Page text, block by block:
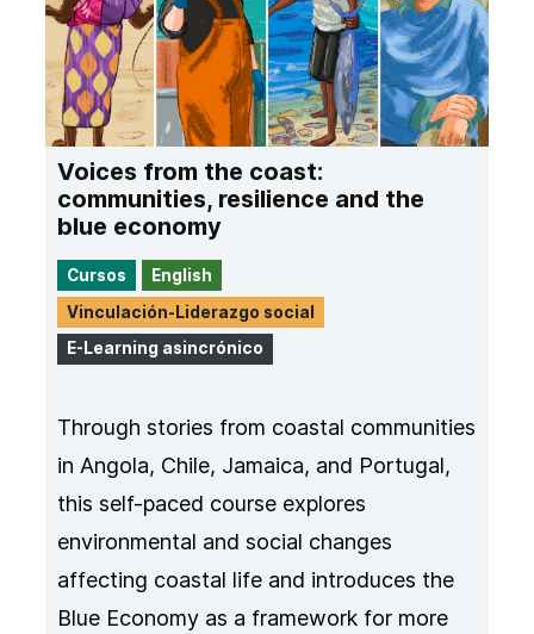
Voices from the coast:
communities, resilience and the
blue economy
Cursos
English
Vinculación-Liderazgo social
E-Learning asincrónico
Through stories from coastal communities
in Angola, Chile, Jamaica, and Portugal,
this self-paced course explores
environmental and social changes
affecting coastal life and introduces the
Blue Economy as a framework for more